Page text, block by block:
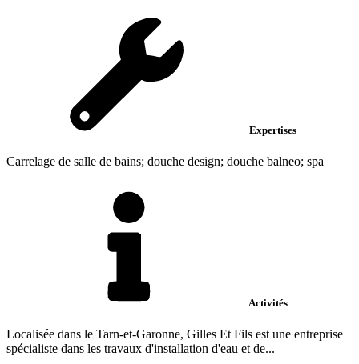
Expertises
Carrelage de salle de bains; douche design; douche balneo; spa
Activités
Localisée dans le Tarn-et-Garonne, Gilles Et Fils est une entreprise
spécialiste dans les travaux d'installation d'eau et de...